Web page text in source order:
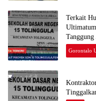
Terkait
Tanggung
Gorontalo